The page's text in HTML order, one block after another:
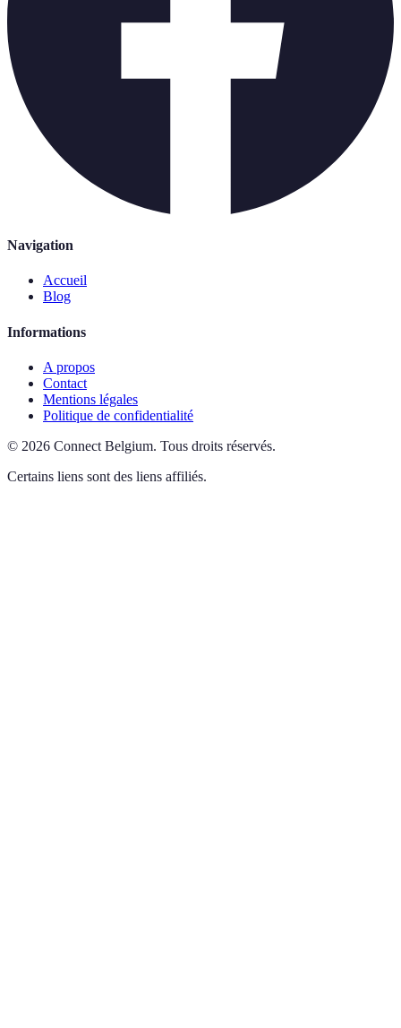
Navigation
Accueil
Blog
Informations
A propos
Contact
Mentions légales
Politique de confidentialité
© 2026 Connect Belgium. Tous droits réservés.
Certains liens sont des liens affiliés.